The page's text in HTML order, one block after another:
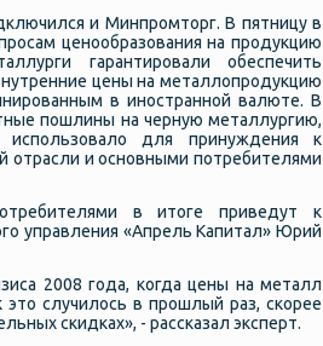
и Минпромторг. В пятницу в
ценообразования на продукцию
гарантировали обеспечить
цены на металлопродукцию
в иностранной валюте. В
пошлины на черную металлургию,
для принуждения к
отрасли и основными потребителями
в итоге приведут к
управления «Апрель Капитал» Юрий
2008 года, когда цены на металл
случилось в прошлый раз, скорее
скидках», - рассказал эксперт.